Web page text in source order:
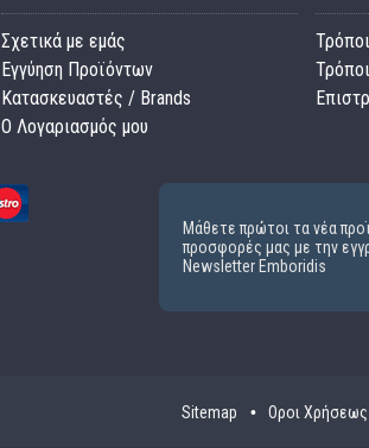
Σχετικά με εμάς
Εγγύηση Προϊόντων
Κατασκευαστές / Brands
O Λογαριασμός μου
Μάθετε πρώτοι τα νέα
προσφορές μας με την
Newsletter Emboridis
Sitemap Οροι Χρήσεως